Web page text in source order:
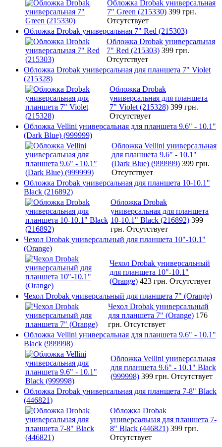
Обложка Drobak универсальная
7" Green (215330) 399 грн.
Отсутствует
Обложка Drobak универсальная 7" Red (215303)
Обложка Drobak универсальная
7" Red (215303) 399 грн.
Отсутствует
Обложка Drobak универсальная для планшета 7" Violet
(215328)
Обложка Drobak
универсальная для планшета
7" Violet (215328) 399 грн.
Отсутствует
Обложка Vellini универсальная для планшета 9.6" - 10.1"
(Dark Blue) (999999)
Обложка Vellini универсальная
для планшета 9.6" - 10.1"
(Dark Blue) (999999) 399 грн.
Отсутствует
Обложка Drobak универсальная для планшета 10-10.1"
Black (216892)
Обложка Drobak
универсальная для планшета
10-10.1" Black (216892) 399
грн. Отсутствует
Чехол Drobak универсальный для планшета 10"-10.1"
(Orange)
Чехол Drobak универсальный
для планшета 10"-10.1"
(Orange) 423 грн. Отсутствует
Чехол Drobak универсальный для планшета 7" (Orange)
Чехол Drobak универсальный
для планшета 7" (Orange) 176
грн. Отсутствует
Обложка Vellini универсальная для планшета 9.6" - 10.1"
Black (999998)
Обложка Vellini универсальная
для планшета 9.6" - 10.1" Black
(999998) 399 грн. Отсутствует
Обложка Drobak универсальная для планшета 7-8" Black
(446821)
Обложка Drobak
универсальная для планшета 7-
8" Black (446821) 399 грн.
Отсутствует